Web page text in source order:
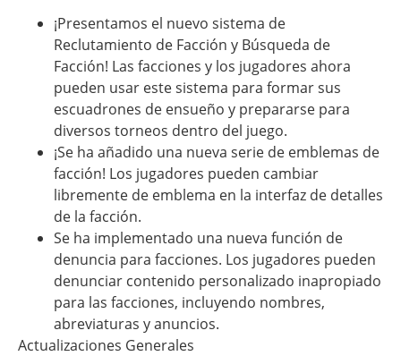
¡Presentamos el nuevo sistema de
Reclutamiento de Facción y Búsqueda de
Facción! Las facciones y los jugadores ahora
pueden usar este sistema para formar sus
escuadrones de ensueño y prepararse para
diversos torneos dentro del juego.
¡Se ha añadido una nueva serie de emblemas de
facción! Los jugadores pueden cambiar
libremente de emblema en la interfaz de detalles
de la facción.
Se ha implementado una nueva función de
denuncia para facciones. Los jugadores pueden
denunciar contenido personalizado inapropiado
para las facciones, incluyendo nombres,
abreviaturas y anuncios.
Actualizaciones Generales